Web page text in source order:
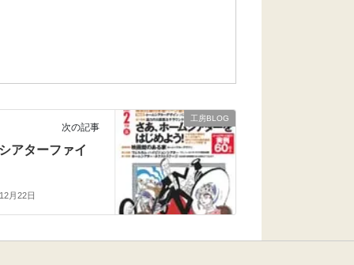
工房BLOG
次の記事
アターファイ
月22日